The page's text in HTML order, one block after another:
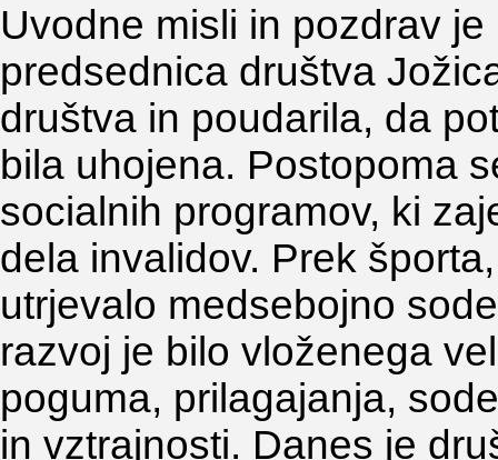
Uvodne misli in pozdrav
predsednica društva
društva in poudarila, da
bila uhojena. Postopoma
socialnih programov, ki
dela invalidov. Prek
utrjevalo medsebojno
razvoj je bilo vloženega
poguma, prilagajanja,
in vztrajnosti. Danes je